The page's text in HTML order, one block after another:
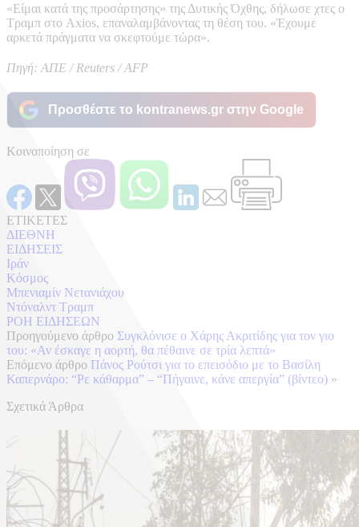
«Είμαι κατά της προσάρτησης» της Δυτικής Όχθης, δήλωσε χτες ο
Τραμπ στο Axios, επαναλαμβάνοντας τη θέση του. «Έχουμε
αρκετά πράγματα να σκεφτούμε τώρα».
Πηγή: ΑΠΕ / Reuters / AFP
Προσθέστε το kontranews.gr στην Google
Κοινοποίηση σε
ΕΤΙΚΕΤΕΣ
ΔΙΕΘΝΗ
ΕΙΔΗΣΕΙΣ
Ιράν
Κόσμος
Μπενιαμίν Νετανιάχου
Ντόναλντ Τραμπ
ΡΟΗ ΕΙΔΗΣΕΩΝ
Προηγούμενο άρθρο Συγκλόνισε ο Χάρης Ακριτίδης για τον γιο
του: «Αν έσκαγε η αορτή, θα πέθαινε σε τρία λεπτά»
Επόμενο άρθρο Πάνος Ρούτσι για το επεισόδιο με το Βασίλη
Καπερνάρο: “Ρε κάθαρμα” – “Πήγαινε, κάνε απεργία” (βίντεο) »
Σχετικά Άρθρα